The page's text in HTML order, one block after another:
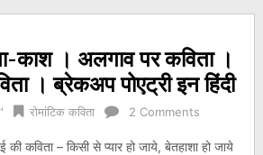
काश । अलगाव पर कविता ।
। ब्रेकअप पोएट्री इन हिंदी
रोमांटिक कविता 2 Comments
की कविता – किसी से प्यार हो जाये, बेतहाशा हो जाये